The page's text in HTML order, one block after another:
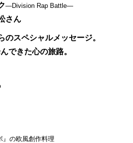
―Division Rap Battle―
さん
のスペシャルメッセージ。
できた心の旅路。
』の欧風創作料理